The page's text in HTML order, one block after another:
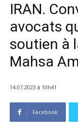
IRAN.
avocats
soutien à
Mahsa
14.07.2023 à 10h41
Facebook